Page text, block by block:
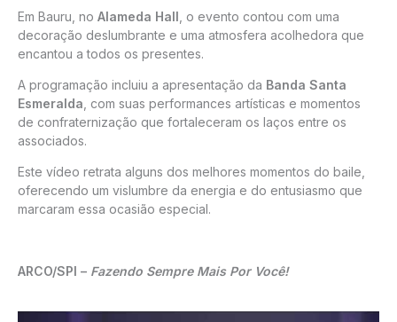
Em Bauru, no Alameda Hall , o evento contou com uma
decoração deslumbrante e uma atmosfera acolhedora que
encantou a todos os presentes.
A programação incluiu a apresentação da Banda Santa
Esmeralda , com suas performances artísticas e momentos
de confraternização que fortaleceram os laços entre os
associados.
Este vídeo retrata alguns dos melhores momentos do baile,
oferecendo um vislumbre da energia e do entusiasmo que
marcaram essa ocasião especial.
ARCO/SPI – Fazendo Sempre Mais Por Você!